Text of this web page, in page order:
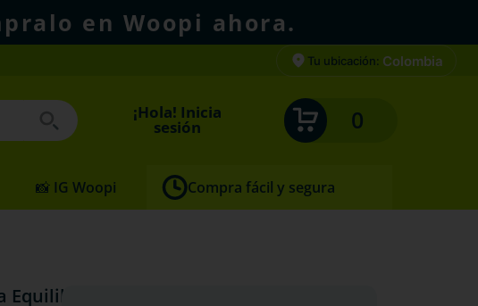
en Woopi ahora.
Tu ubicación: Colombia
¡Hola! Inicia
sesión 0
📸 IG Woopi Compra fácil y segura
Equilibrio